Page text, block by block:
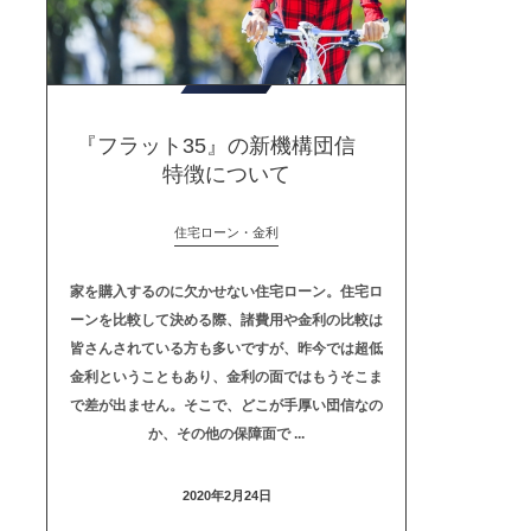
『フラット35』の新機構団信
特徴について
住宅ローン・金利
家を購入するのに欠かせない住宅ローン。住宅ロ
ーンを比較して決める際、諸費用や金利の比較は
皆さんされている方も多いですが、昨今では超低
金利ということもあり、金利の面ではもうそこま
で差が出ません。そこで、どこが手厚い団信なの
か、その他の保障面で ...
2020年2月24日